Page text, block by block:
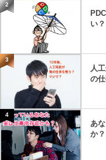
2
い？
3
人
の
4
あ
か？